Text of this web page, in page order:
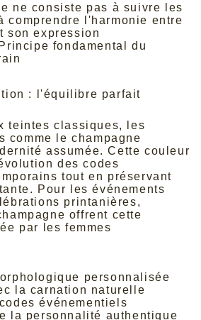
ne consiste pas à suivre les
comprendre l'harmonie entre
son expression
fondamental du
: l'équilibre parfait
teintes classiques, les
comme le champagne
assumée. Cette couleur
des codes
tout en préservant
Pour les événements
printanières,
offrent cette
par les femmes
personnalisée
la carnation naturelle
événementiels
la personnalité authentique